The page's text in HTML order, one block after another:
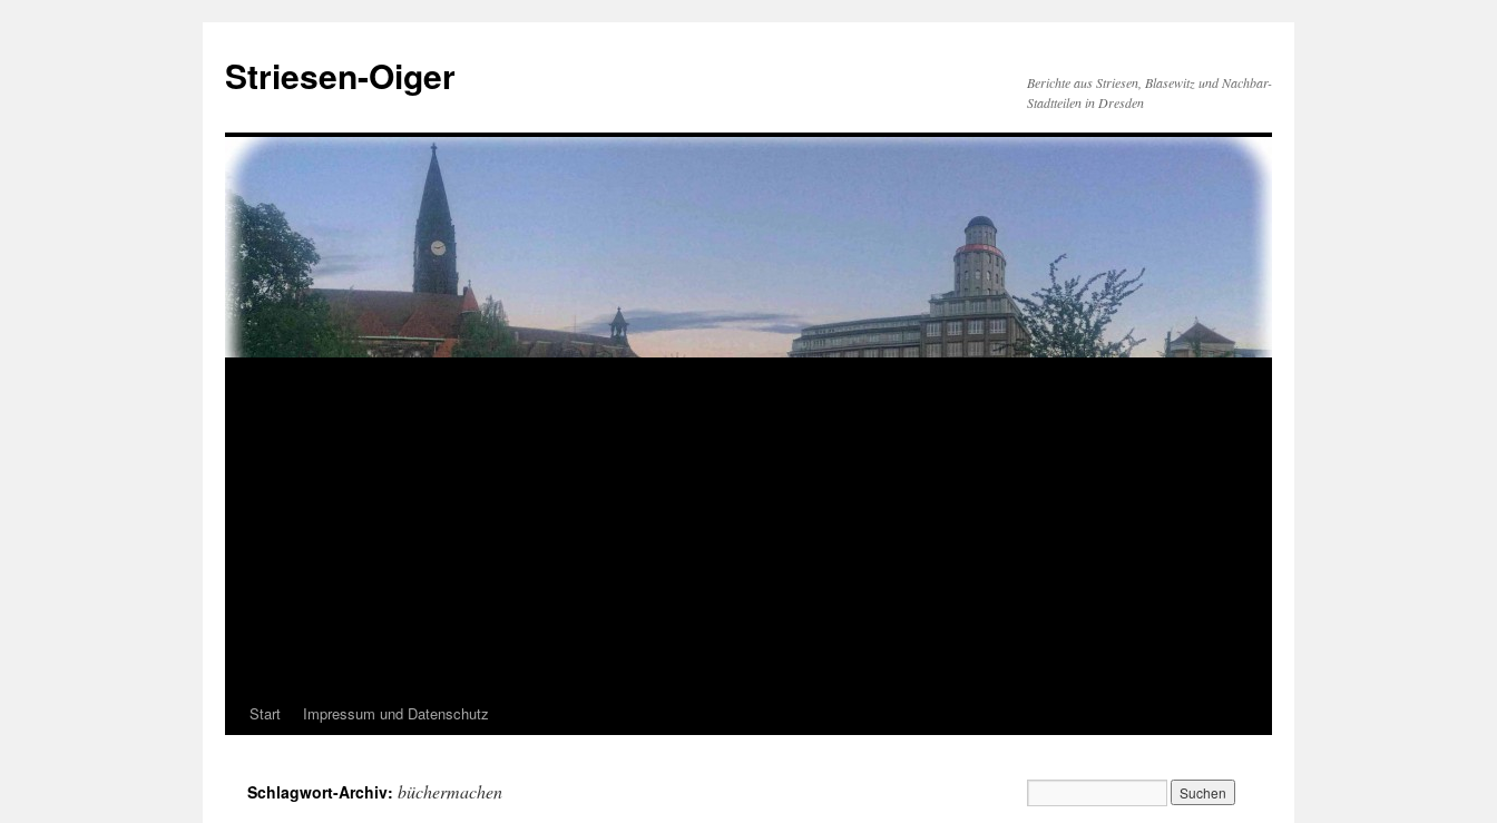
springen
Striesen-Oiger
Berichte aus Striesen, Blasewitz und Nachbar-
Stadtteilen in Dresden
Start Impressum und Datenschutz
Schlagwort-Archiv: büchermachen